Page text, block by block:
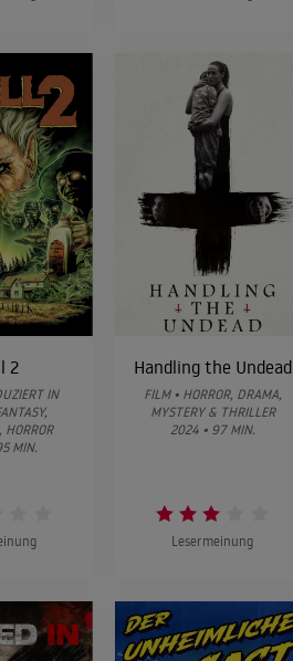
2
IN
HORROR
MIN.
Handling the Undead
FILM • HORROR, DRAMA,
MYSTERY & THRILLER
2024 • 97 MIN.
Lesermeinung